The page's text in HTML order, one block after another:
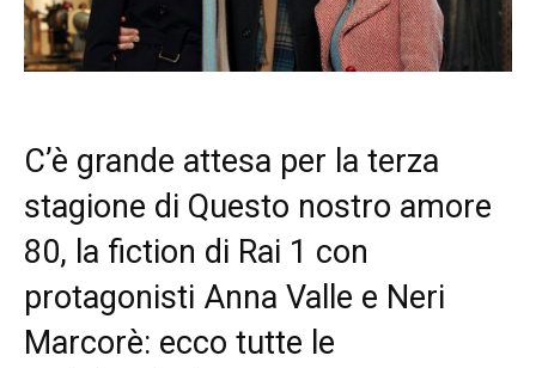
C’è grande attesa per la terza
stagione di Questo nostro amore
80, la fiction di Rai 1 con
protagonisti Anna Valle e Neri
Marcorè: ecco tutte le